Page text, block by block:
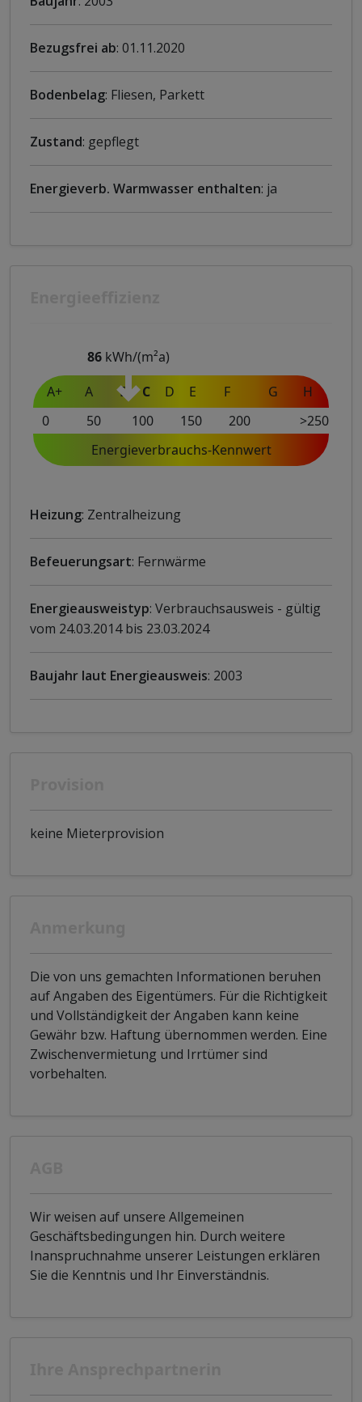
Bezugsfrei ab: 01.11.2020
Bodenbelag: Fliesen, Parkett
Zustand: gepflegt
Energieverb. Warmwasser enthalten: ja
A+ A B C D E F G H
86 kWh/(m²a)
0 50 100 150 200
>250
Energieverbrauchs-Kennwert
Heizung: Zentralheizung
Befeuerungsart: Fernwärme
Energieausweistyp: Verbrauchsausweis - gültig
vom 24.03.2014 bis 23.03.2024
Baujahr laut Energieausweis: 2003
keine Mieterprovision
Die von uns gemachten Informationen beruhen
auf Angaben des Eigentümers. Für die Richtigkeit
und Vollständigkeit der Angaben kann keine
Gewähr bzw. Haftung übernommen werden. Eine
Zwischenvermietung und Irrtümer sind
vorbehalten.
Wir weisen auf unsere Allgemeinen
Geschäftsbedingungen hin. Durch weitere
Inanspruchnahme unserer Leistungen erklären
Sie die Kenntnis und Ihr Einverständnis.